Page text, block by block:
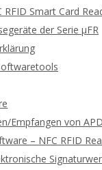
RFID Smart Card
der Serie μFR
Empfangen von
– NFC RFID